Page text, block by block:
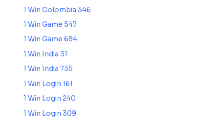
1 Win Colombia 346
1 Win Game 547
1 Win Game 684
1 Win India 31
1 Win India 735
1 Win Login 161
1 Win Login 240
1 Win Login 309